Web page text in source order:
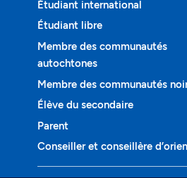
Étudiant international
Étudiant libre
Membre des communautés
autochtones
Membre des communautés
Élève du secondaire
Parent
Conseiller et conseillère